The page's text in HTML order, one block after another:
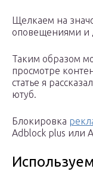
Щелкаем на
оповещениями и
Таким образом
просмотре
статье я
ютуб.
Блокировка
Adblock plus или